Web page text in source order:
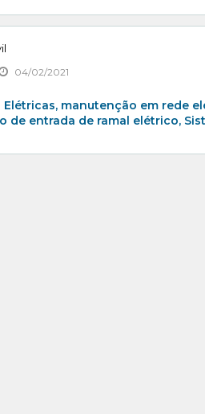
04/02/2021
manutenção em rede
de entrada de ramal elétrico,